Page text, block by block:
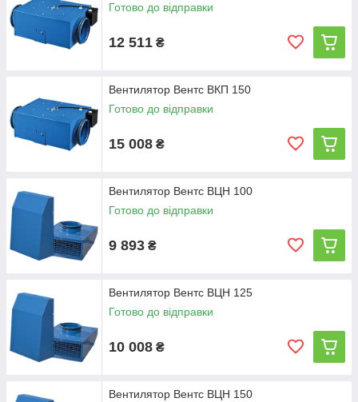
Готово до відправки
12 511 ₴
Вентилятор Вентс ВКП 150
Готово до відправки
15 008 ₴
Вентилятор Вентс ВЦН 100
Готово до відправки
9 893 ₴
Вентилятор Вентс ВЦН 125
Готово до відправки
10 008 ₴
Вентилятор Вентс ВЦН 150